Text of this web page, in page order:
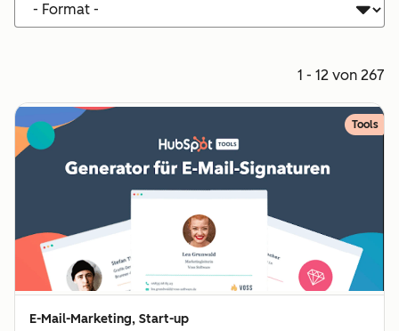
1 - 12 von 267
Tools
E-Mail-Marketing, Start-up